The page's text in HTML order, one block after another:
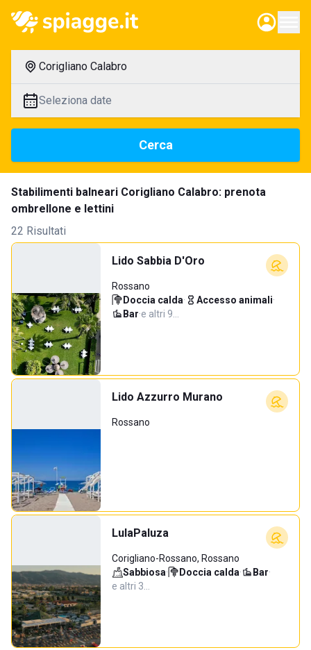
Corigliano Calabro
Seleziona date
Cerca
Stabilimenti balneari Corigliano Calabro: prenota
ombrellone e lettini
22 Risultati
Lido Sabbia D'Oro
Rossano
Doccia calda· Accesso animali·
Bar·e altri 9…
Lido Azzurro Murano
Rossano
LulaPaluza
Corigliano-Rossano, Rossano
Sabbiosa· Doccia calda· Bar·
e altri 3…